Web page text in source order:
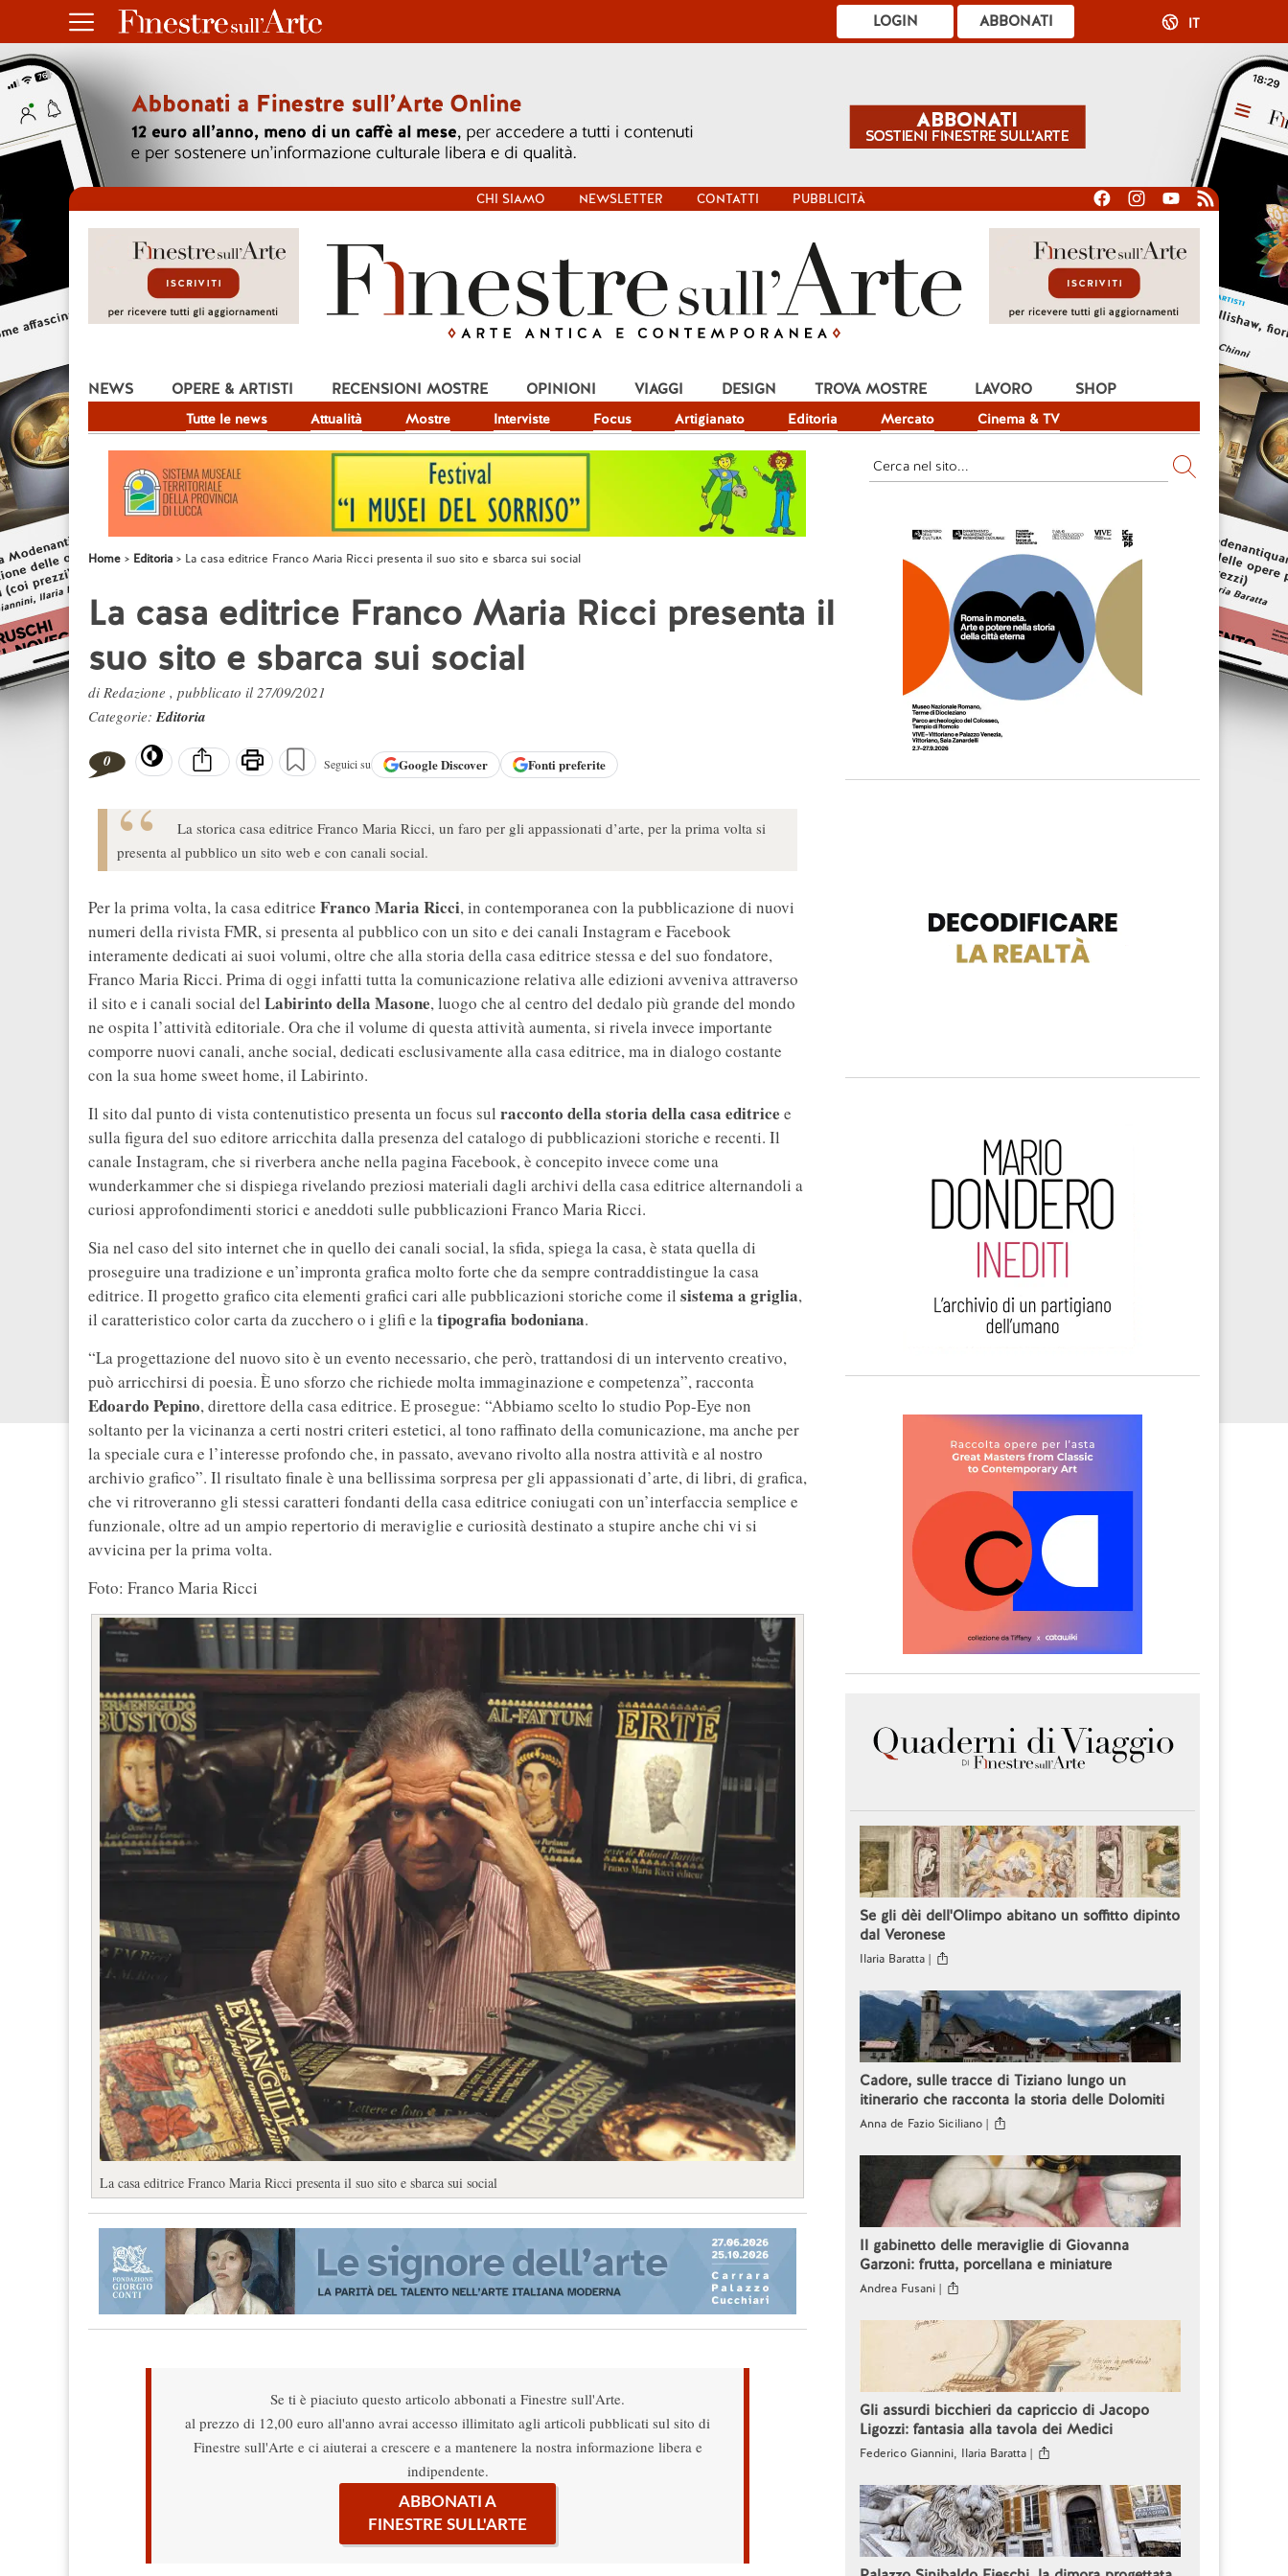
ABBONATI
LOGIN IT
CHI SIAMO NEWSLETTER CONTATTI PUBBLICITÀ
NEWS
Tutte le news Attualità Mostre Interviste Focus Artigianato Editoria Mercato Cinema & TV
OPERE & ARTISTI RECENSIONI MOSTRE OPINIONI VIAGGI DESIGN TROVA MOSTRE LAVORO SHOP
Home Editoria La casa editrice Franco Maria Ricci presenta il suo sito e sbarca sui social
La casa editrice Franco Maria Ricci presenta il
suo sito e sbarca sui social
di Redazione , pubblicato il 27/09/2021
Categorie:Editoria
0 Seguici su GoogleDiscover Fonti preferite
La storica casa editrice Franco Maria Ricci, un faro per gli appassionati d’arte, per la prima volta si
presenta al pubblico un sito web e con canali social.
Per la prima volta, la casa editrice Franco Maria Ricci, in contemporanea con la pubblicazione di nuovi
numeri della rivista FMR, si presenta al pubblico con un sito e dei canali Instagram e Facebook
interamente dedicati ai suoi volumi, oltre che alla storia della casa editrice stessa e del suo fondatore,
Franco Maria Ricci. Prima di oggi infatti tutta la comunicazione relativa alle edizioni avveniva attraverso
il sito e i canali social del Labirinto della Masone, luogo che al centro del dedalo più grande del mondo
ne ospita l’attività editoriale. Ora che il volume di questa attività aumenta, si rivela invece importante
comporre nuovi canali, anche social, dedicati esclusivamente alla casa editrice, ma in dialogo costante
con la sua home sweet home, il Labirinto.
Il sito dal punto di vista contenutistico presenta un focus sul racconto della storia della casa editrice e
sulla figura del suo editore arricchita dalla presenza del catalogo di pubblicazioni storiche e recenti. Il
canale Instagram, che si riverbera anche nella pagina Facebook, è concepito invece come una
wunderkammer che si dispiega rivelando preziosi materiali dagli archivi della casa editrice alternandoli a
curiosi approfondimenti storici e aneddoti sulle pubblicazioni Franco Maria Ricci.
Sia nel caso del sito internet che in quello dei canali social, la sfida, spiega la casa, è stata quella di
proseguire una tradizione e un’impronta grafica molto forte che da sempre contraddistingue la casa
editrice. Il progetto grafico cita elementi grafici cari alle pubblicazioni storiche come il sistema a griglia,
il caratteristico color carta da zucchero o i glifi e latipografia bodoniana.
“La progettazione del nuovo sito è un evento necessario, che però, trattandosi di un intervento creativo,
può arricchirsi di poesia. È uno sforzo che richiede molta immaginazione e competenza”, racconta
Edoardo Pepino, direttore della casa editrice. E prosegue: “Abbiamo scelto lo studio Pop-Eye non
soltanto per la vicinanza a certi nostri criteri estetici, al tono raffinato della comunicazione, ma anche per
la speciale cura e l’interesse profondo che, in passato, avevano rivolto alla nostra attività e al nostro
archivio grafico”. Il risultato finale è una bellissima sorpresa per gli appassionati d’arte, di libri, di grafica,
che vi ritroveranno gli stessi caratteri fondanti della casa editrice coniugati con un’interfaccia semplice e
funzionale, oltre ad un ampio repertorio di meraviglie e curiosità destinato a stupire anche chi vi si
avvicina per la prima volta.
Foto: Franco Maria Ricci
La casa editrice Franco Maria Ricci presenta il suo sito e sbarca sui social
Se ti è piaciuto questo articolo abbonati a Finestre sull'Arte.
al prezzo di 12,00 euro all'anno avrai accesso illimitato agli articoli pubblicati sul sito di
Finestre sull'Arte e ci aiuterai a crescere e a mantenere la nostra informazione libera e
indipendente.
ABBONATI A
FINESTRE SULL'ARTE
Se gli dèi dell'Olimpo abitano un soffitto dipinto
dal Veronese
Ilaria Baratta |
Cadore, sulle tracce di Tiziano lungo un
itinerario che racconta la storia delle Dolomiti
Anna de Fazio Siciliano |
Il gabinetto delle meraviglie di Giovanna
Garzoni: frutta, porcellana e miniature
Andrea Fusani |
Gli assurdi bicchieri da capriccio di Jacopo
Ligozzi: fantasia alla tavola dei Medici
Federico Giannini, Ilaria Baratta |